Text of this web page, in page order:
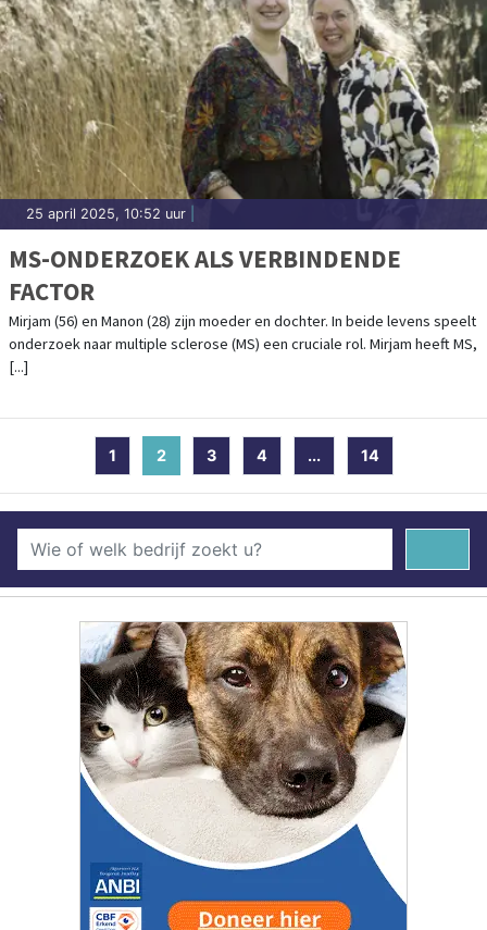
25 april 2025, 10:52 uur
MS-ONDERZOEK ALS VERBINDENDE
FACTOR
Mirjam (56) en Manon (28) zijn moeder en dochter. In beide levens speelt
onderzoek naar multiple sclerose (MS) een cruciale rol. Mirjam heeft MS,
[...]
1 2(current)
3 4 ... 14